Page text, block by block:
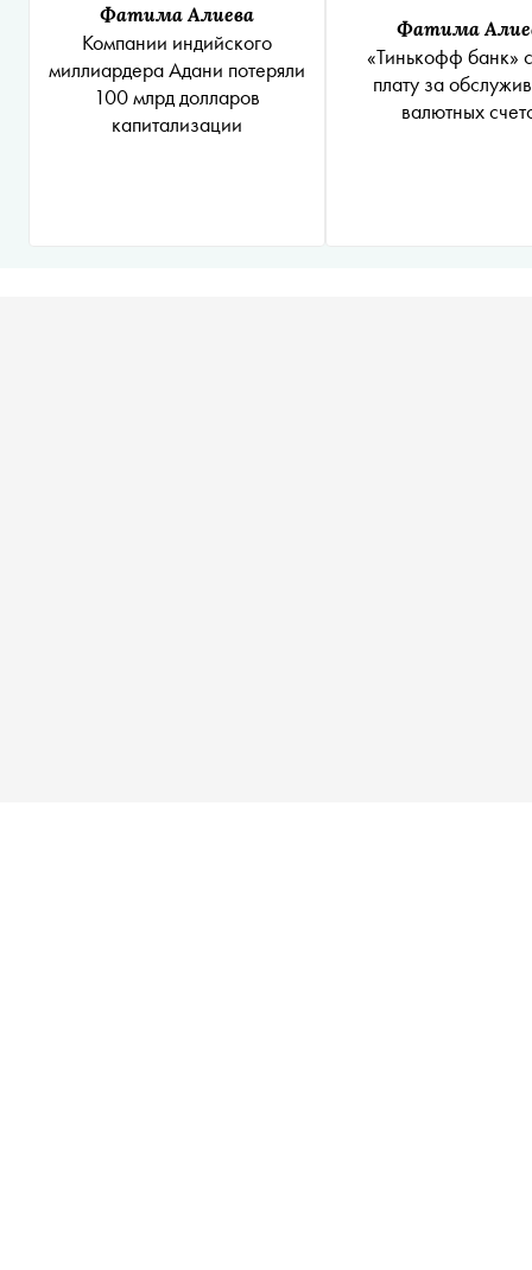
Фатима Алиева
Компании индийского
миллиардера Адани потеряли
100 млрд долларов
капитализации
Фатима
«Тинькофф банк»
плату за
валютных